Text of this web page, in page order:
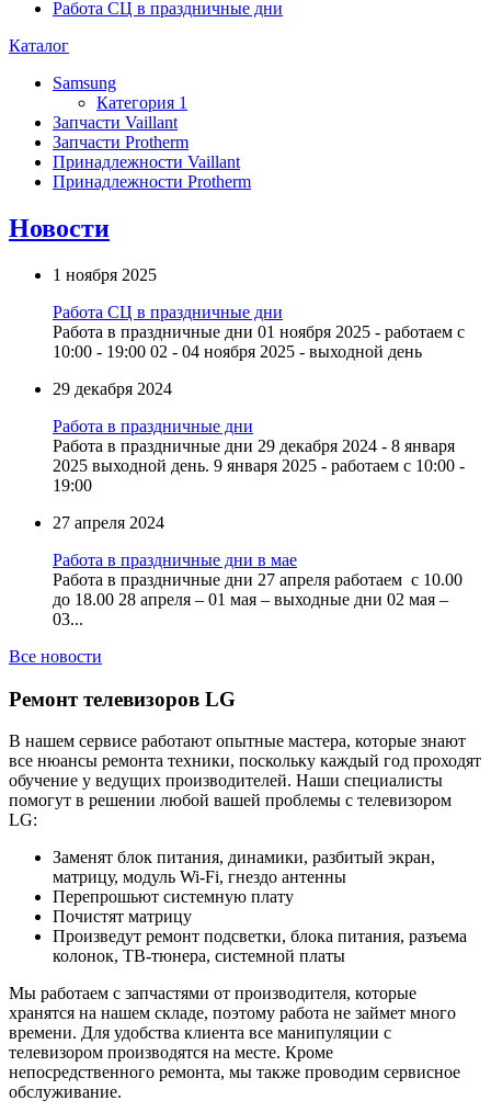
Работа СЦ в праздничные дни
Каталог
Samsung
Категория 1
Запчасти Vaillant
Запчасти Protherm
Принадлежности Vaillant
Принадлежности Protherm
Новости
1 ноября 2025
Работа СЦ в праздничные дни
Работа в праздничные дни 01 ноября 2025 - работаем с
10:00 - 19:00 02 - 04 ноября 2025 - выходной день
29 декабря 2024
Работа в праздничные дни
Работа в праздничные дни 29 декабря 2024 - 8 января
2025 выходной день. 9 января 2025 - работаем с 10:00 -
19:00
27 апреля 2024
Работа в праздничные дни в мае
Работа в праздничные дни 27 апреля работаем с 10.00
до 18.00 28 апреля – 01 мая – выходные дни 02 мая –
03...
Все новости
Ремонт телевизоров LG
В нашем сервисе работают опытные мастера, которые знают
все нюансы ремонта техники, поскольку каждый год проходят
обучение у ведущих производителей. Наши специалисты
помогут в решении любой вашей проблемы с телевизором
LG:
Заменят блок питания, динамики, разбитый экран,
матрицу, модуль Wi-Fi, гнездо антенны
Перепрошьют системную плату
Почистят матрицу
Произведут ремонт подсветки, блока питания, разъема
колонок, ТВ-тюнера, системной платы
Мы работаем с запчастями от производителя, которые
хранятся на нашем складе, поэтому работа не займет много
времени. Для удобства клиента все манипуляции с
телевизором производятся на месте. Кроме
непосредственного ремонта, мы также проводим сервисное
обслуживание.